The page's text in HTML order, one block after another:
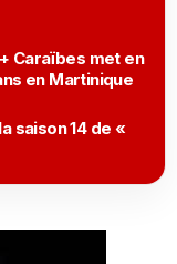
Caraïbes met en
en Martinique
saison 14 de «